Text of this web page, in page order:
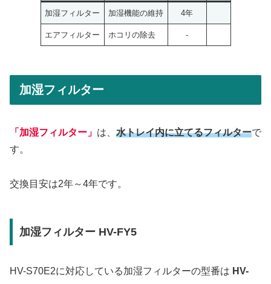
加湿フィルター 加湿機能の維持 4年
エアフィルター ホコリの除去 -
加湿フィルター
「加湿フィルター」 は、 水トレイ内に立てるフィルターで
す。
交換目安は2年～4年です。
加湿フィルター HV-FY5
HV-S70E2に対応している加湿フィルターの型番は HV-